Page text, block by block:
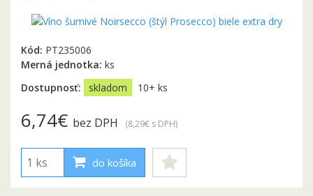
Kód: PT235006
Merná jednotka: ks
Dostupnosť:
skladom 10+ ks
6,74€ bez DPH (8,29€ s DPH)
do košíka